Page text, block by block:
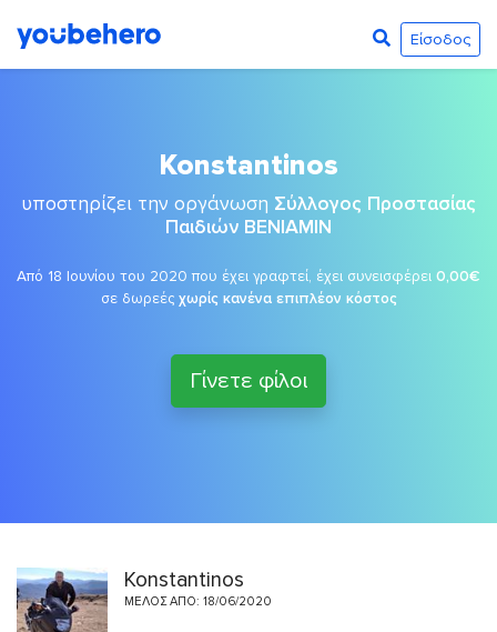
Είσοδος
Konstantinos
υποστηρίζει την οργάνωση Σύλλογος Προστασίας
Παιδιών ΒΕΝΙΑΜΙΝ
Από 18 Ιουνίου του 2020 που έχει γραφτεί, έχει συνεισφέρει 0,00€
σε δωρεές χωρίς κανένα επιπλέον κόστος
Γίνετε φίλοι
Konstantinos
ΜΈΛΟΣ ΑΠΌ: 18/06/2020